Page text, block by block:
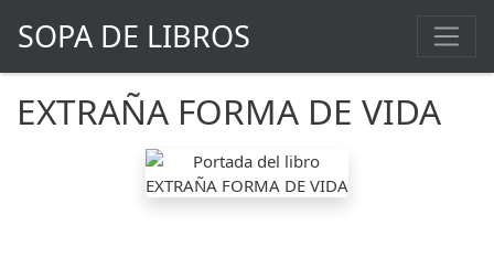
SOPA DE LIBROS
EXTRAÑA FORMA DE VIDA